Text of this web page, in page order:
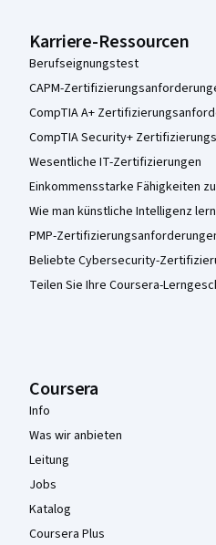
Karriere-Ressourcen
Berufseignungstest
CAPM-
CompTIA A+
CompTIA Security+
Wesentliche IT-Zertifizierungen
Einkommensstarke Fähigkeiten
Wie man künstliche Intelligenz
PMP-
Beliebte Cybersecurity-
Teilen Sie Ihre Coursera-
Coursera
Info
Was wir anbieten
Leitung
Jobs
Katalog
Coursera Plus